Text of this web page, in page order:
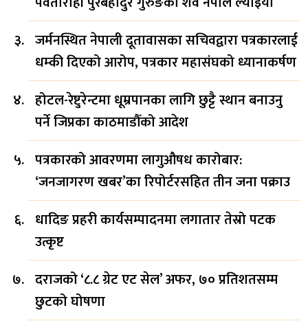
जर्मनस्थित नेपाली दूतावासका सचिवद्वारा पत्रकारलाई
धम्की दिएको आरोप, पत्रकार महासंघको ध्यानाकर्षण
होटल-रेष्टुरेन्टमा धूम्रपानका लागि छुट्टै स्थान बनाउनु
पर्ने जिप्रका काठमाडौँको आदेश
पत्रकारको आवरणमा लागुऔषध कारोबार:
‘जनजागरण खबर’का रिपोर्टरसहित तीन जना पक्राउ
धादिङ प्रहरी कार्यसम्पादनमा लगातार तेस्रो पटक
उत्कृष्ट
दराजको ‘८.८ ग्रेट एट सेल’ अफर, ७० प्रतिशतसम्म
छुटको घोषणा